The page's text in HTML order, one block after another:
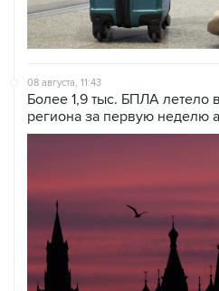
08 августа, 11:43
Более 1,9 тыс. БПЛА летело
региона за первую неделю